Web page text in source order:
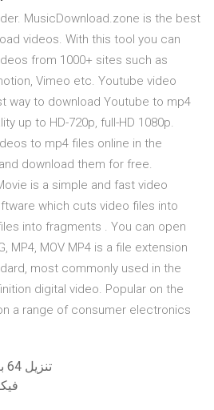
MusicDownload.zone is the best
videos. With this tool you can
from 1000+ sites such as
Vimeo etc. Youtube video
way to download Youtube to mp4
up to HD-720p, full-HD 1080p.
to mp4 files online in the
download them for free.
is a simple and fast video
which cuts video files into
into fragments . You can open
MP4, MOV MP4 is a file extension
most commonly used in the
digital video. Popular on the
a range of consumer electronics
Window 10 تنزيل 64 بت مع الإعداد